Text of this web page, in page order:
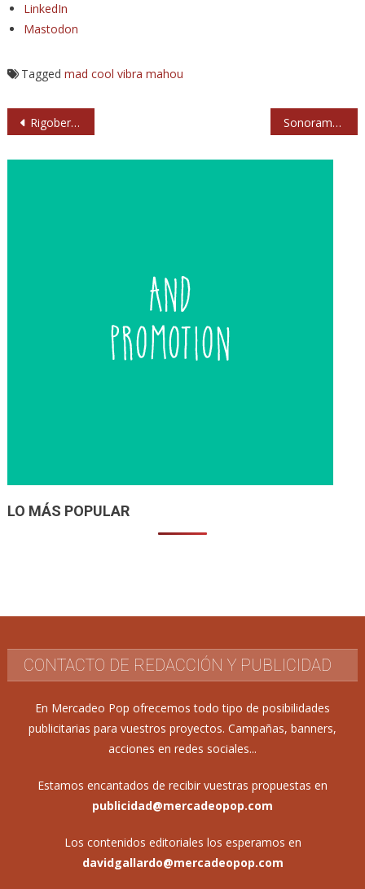
LinkedIn
Mastodon
Tagged mad cool vibra mahou
Navegación
Rigoberta Bandini vuelve en 2025 con su primera gira de conciertos en dos años Sonorama vuelve a México el 26 de abril de 2025
LO MÁS POPULAR
CONTACTO DE REDACCIÓN Y PUBLICIDAD
En Mercadeo Pop ofrecemos todo tipo de posibilidades
publicitarias para vuestros proyectos. Campañas, banners,
acciones en redes sociales...
Estamos encantados de recibir vuestras propuestas en
publicidad@mercadeopop.com
Los contenidos editoriales los esperamos en
davidgallardo@mercadeopop.com